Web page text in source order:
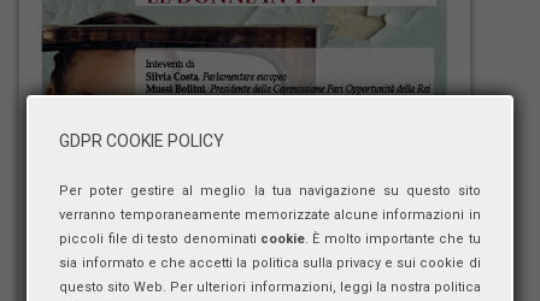
GDPR COOKIE POLICY
Per poter gestire al meglio la tua navigazione su questo sito
verranno temporaneamente memorizzate alcune informazioni in
piccoli file di testo denominati cookie. È molto importante che tu
sia informato e che accetti la politica sulla privacy e sui cookie di
questo sito Web. Per ulteriori informazioni, leggi la nostra politica